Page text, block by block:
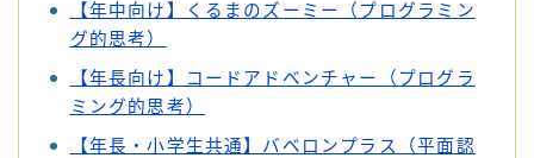
【年中向け】くるまの​ズーミー​（プログラミン
グ的思考）
​【年長向け】コードアドベンチャー​（プログラ
ミング的思考）​
【年長・小学生共通】バベロンプラス（平面認